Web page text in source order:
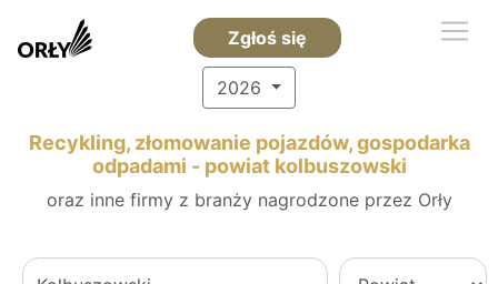
Zgłoś się
2026
Recykling, złomowanie pojazdów, gospodarka
odpadami - powiat kolbuszowski
oraz inne firmy z branży nagrodzone przez Orły